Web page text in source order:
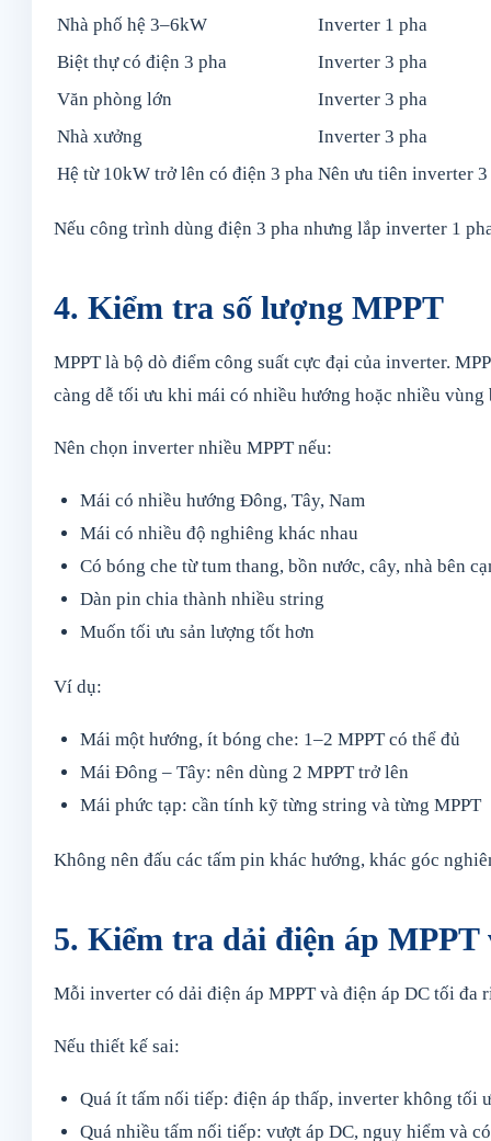
Nhà phố hệ 3–6kW
Inverter 1 pha
Biệt thự có điện 3 pha
Inverter 3 pha
Văn phòng lớn
Inverter 3 pha
Nhà xưởng
Inverter 3 pha
Hệ từ 10kW trở lên có điện 3 pha Nên ưu tiên inverter 3
Nếu công trình dùng điện 3 pha nhưng lắp inverter 1
4. Kiểm tra số lượng MPPT
MPPT là bộ dò điểm công suất cực đại của inverter.
càng dễ tối ưu khi mái có nhiều hướng hoặc nhiều vùng
Nên chọn inverter nhiều MPPT nếu:
Mái có nhiều hướng Đông, Tây, Nam
Mái có nhiều độ nghiêng khác nhau
Có bóng che từ tum thang, bồn nước, cây, nhà bên
Dàn pin chia thành nhiều string
Muốn tối ưu sản lượng tốt hơn
Ví dụ:
Mái một hướng, ít bóng che: 1–2 MPPT có thể đủ
Mái Đông – Tây: nên dùng 2 MPPT trở lên
Mái phức tạp: cần tính kỹ từng string và từng MPPT
Không nên đấu các tấm pin khác hướng, khác góc
5. Kiểm tra dải điện áp MPPT
Mỗi inverter có dải điện áp MPPT và điện áp DC tối đa
Nếu thiết kế sai:
Quá ít tấm nối tiếp: điện áp thấp, inverter không tối
Quá nhiều tấm nối tiếp: vượt áp DC, nguy hiểm và